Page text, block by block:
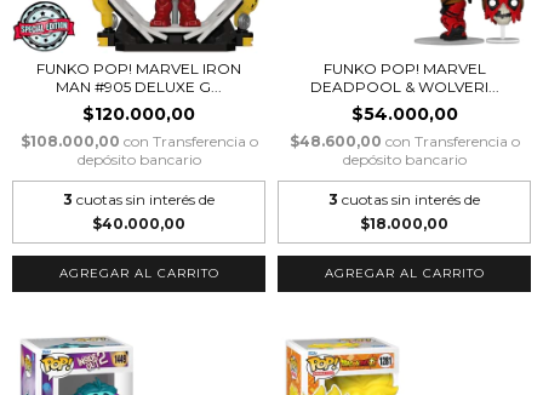
FUNKO POP! MARVEL IRON
MAN #905 DELUXE G...
$120.000,00
$108.000,00 con Transferencia o
depósito bancario
3 cuotas sin interés de
$40.000,00
FUNKO POP! MARVEL
DEADPOOL & WOLVERI...
$54.000,00
$48.600,00 con Transferencia o
depósito bancario
3 cuotas sin interés de
$18.000,00